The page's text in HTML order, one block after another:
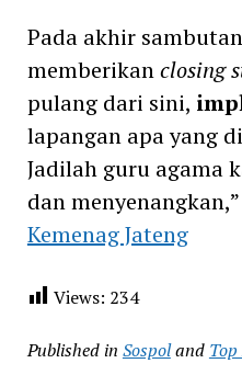
Pada akhir
memberikanclosing
pulang dari sini,
lapangan apa yang
Jadilah guru agama
dan
Kemenag Jateng
Views: 234
Published in Sospoland